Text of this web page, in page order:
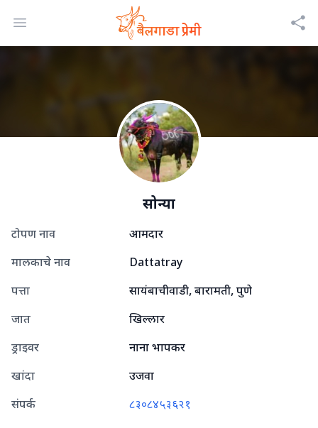
Open menu
सोन्या
टोपण नाव
आमदार
मालकाचे नाव
Dattatray
पत्ता
सायंबाचीवाडी, बारामती, पुणे
जात
खिल्लार
ड्राइवर
नाना भापकर
खांदा
उजवा
संपर्क
८३०८४५३६२१